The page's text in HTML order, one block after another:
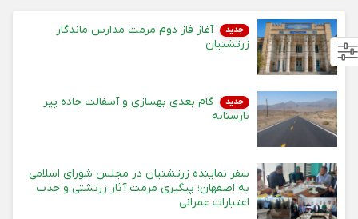
جدید
آغاز فاز دوم مرمت مدارس ماندگار
زرتشتیان
جدید
گام بعدی بهسازی و آسفالت جاده پیر
نارستانه
سفر نماینده زرتشتیان در مجلس شورای اسلامی
به اصفهان؛ پیگیری مرمت آثار زرتشتی و جذب
اعتبارات عمرانی